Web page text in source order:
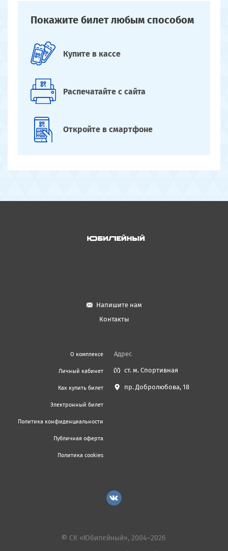
Покажите билетлюбым способом
Купите в кассе
Распечатайте с сайта
Откройте в смартфоне
Напишите нам
Контакты
О комплексе
Личный кабинет
Как купить билет
Электронный билет
Политика конфиденциальности
Публичная оферта
Политика cookies
Адрес
ст. м. Спортивная
пр. Добролюбова, 18
© СК «Юбилейный», 2004–2026